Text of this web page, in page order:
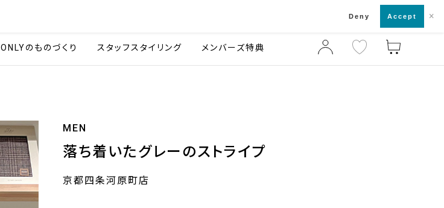
店舗一覧・来店予約
ONLYのものづくり スタッフスタイリング メンバーズ特典
MEN
落ち着いたグレーのストライプ
京都四条河原町店
Deny Accept ×